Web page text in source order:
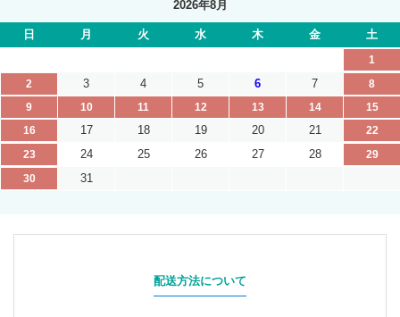
2026年8月
日 月 火 水 木 金 土
1
2
3 4 5 6 7
8
9
10 11 12 13 14
15
16
17 18 19 20 21
22
23
24 25 26 27 28
29
30
31
配送方法について